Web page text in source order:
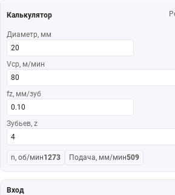
Калькулятор
Диаметр, мм
Vср, м/мин
fz, мм/зуб
Зубьев, z
n, об/мин1273 Подача, мм/мин509
Вход